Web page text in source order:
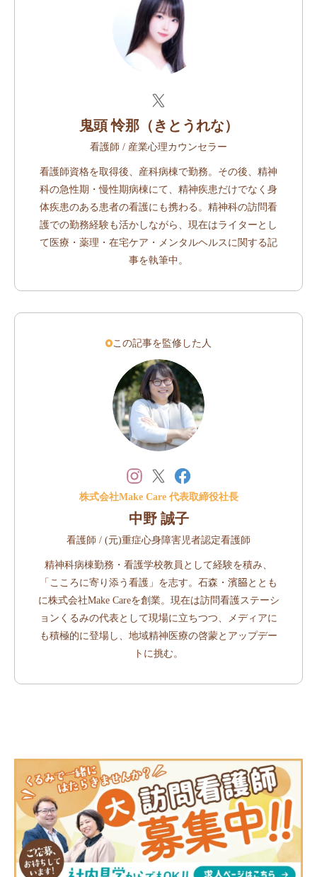
鬼頭 怜那（きとうれな）
看護師 / 産業心理カウンセラー
看護師資格を取得後、産科病棟で勤務。その後、精神
科の急性期・慢性期病棟にて、精神疾患だけでなく身
体疾患のある患者の看護にも携わる。精神科の訪問看
護での勤務経験も活かしながら、現在はライターとし
て医療・薬理・在宅ケア・メンタルヘルスに関する記
事を執筆中。
この記事を監修した人
株式会社Make Care 代表取締役社長
中野 誠子
看護師 / (元)重症心身障害児者認定看護師
精神科病棟勤務・看護学校教員として経験を積み、
「こころに寄り添う看護」を志す。石森・濱𦚰ととも
に株式会社Make Careを創業。現在は訪問看護ステーシ
ョンくるみの代表として現場に立ちつつ、メディアに
も積極的に登場し、地域精神医療の啓蒙とアップデー
トに挑む。